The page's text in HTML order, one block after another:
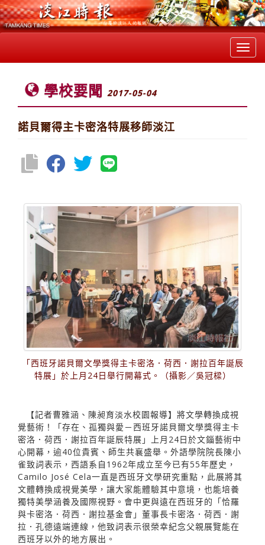
學校要聞 2017-05-04
諾貝爾得主卡密洛特展移師淡江
「西班牙諾貝爾文學獎得主卡密洛．荷西．謝拉百年誕辰
特展」於上月24日舉行開幕式。（攝影／吳冠樑）
【記者曹雅涵、陳昶育淡水校園報導】將文學轉換成視
覺藝術！「存在、孤獨與愛－西班牙諾貝爾文學獎得主卡
密洛．荷西．謝拉百年誕辰特展」上月24日於文錙藝術中
心開幕，逾40位貴賓、師生共襄盛舉。外語學院院長陳小
雀致詞表示，西語系自1962年成立至今已有55年歷史，
Camilo José Cela一直是西班牙文學研究重點，此展將其
文體轉換成視覺美學，讓大家能體驗其中意境，也能培養
獨特美學涵養及國際視野。會中更與遠在西班牙的「恰羅
與卡密洛．荷西．謝拉基金會」董事長卡密洛．荷西．謝
拉．孔德遠端連線，他致詞表示很榮幸紀念父親展覽能在
西班牙以外的地方展出。